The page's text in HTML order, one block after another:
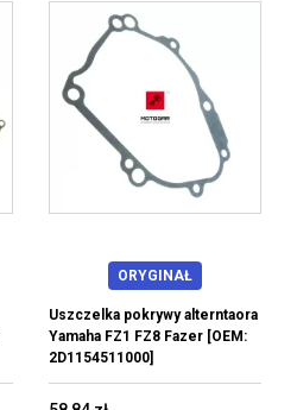
ORYGINAŁ
Uszczelka pokrywy alterntaora
Yamaha FZ1 FZ8 Fazer [OEM:
2D1154511000]